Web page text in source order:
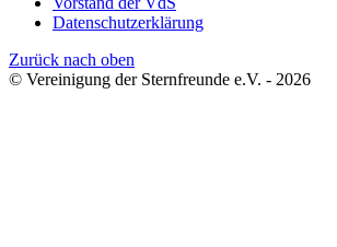
Datenschutzerklärung
Zurück nach oben
© Vereinigung der Sternfreunde e.V. - 2026